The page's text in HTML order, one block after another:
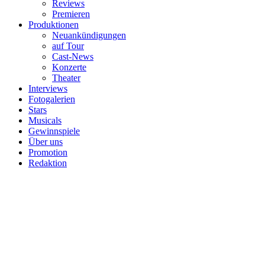
Reviews
Premieren
Produktionen
Neuankündigungen
auf Tour
Cast-News
Konzerte
Theater
Interviews
Fotogalerien
Stars
Musicals
Gewinnspiele
Über uns
Promotion
Redaktion